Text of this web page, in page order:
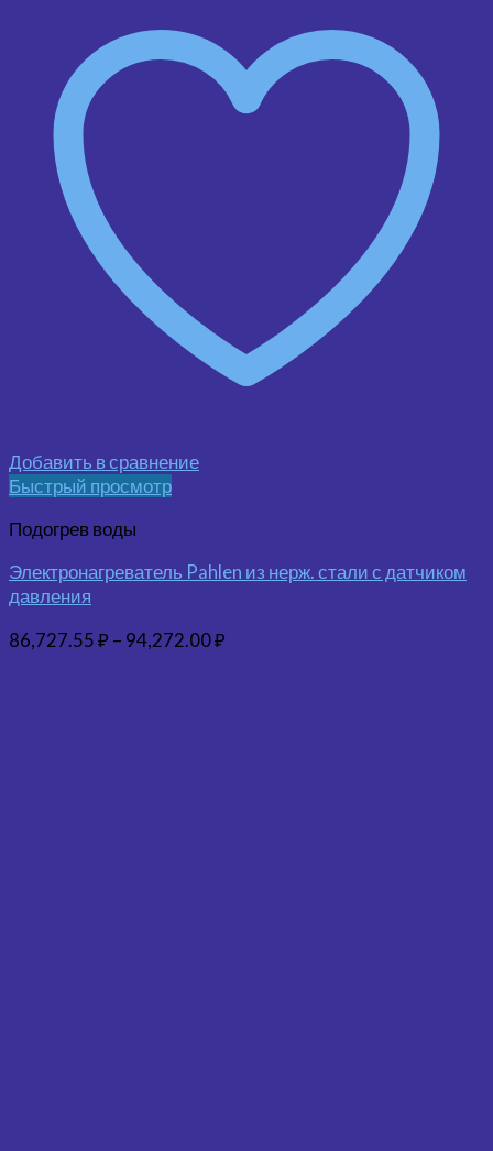
Добавить в сравнение
Быстрый просмотр
Подогрев воды
Электронагреватель Pahlen из нерж. стали с датчиком
давления
86,727.55₽ – 94,272.00₽